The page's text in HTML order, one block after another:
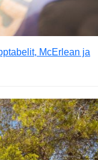
McErlean ja